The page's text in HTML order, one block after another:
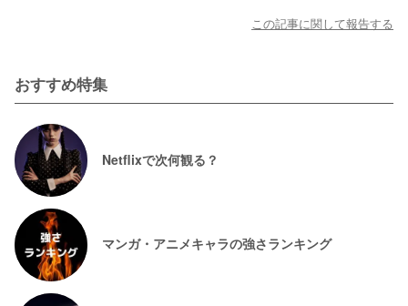
この記事に関して報告する
おすすめ特集
Netflixで次何観る？
マンガ・アニメキャラの強さランキング